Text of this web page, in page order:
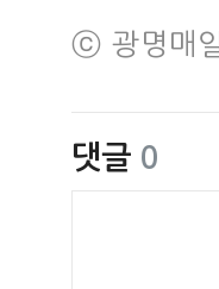
ⓒ 광명매
댓글 0